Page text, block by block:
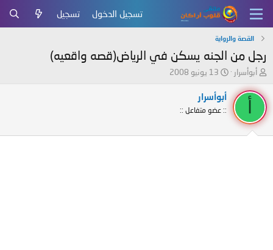
تسجيل الدخول تسجيل
القصة والرواية
رجل من الجنه يسكن في الرياض(قصه واقعيه)
ب
د
ل
م
أبوأسرار
ت
ي
خ
ل
13 يونيو 2008
أبوأسرار
:: عضو متفاعل ::